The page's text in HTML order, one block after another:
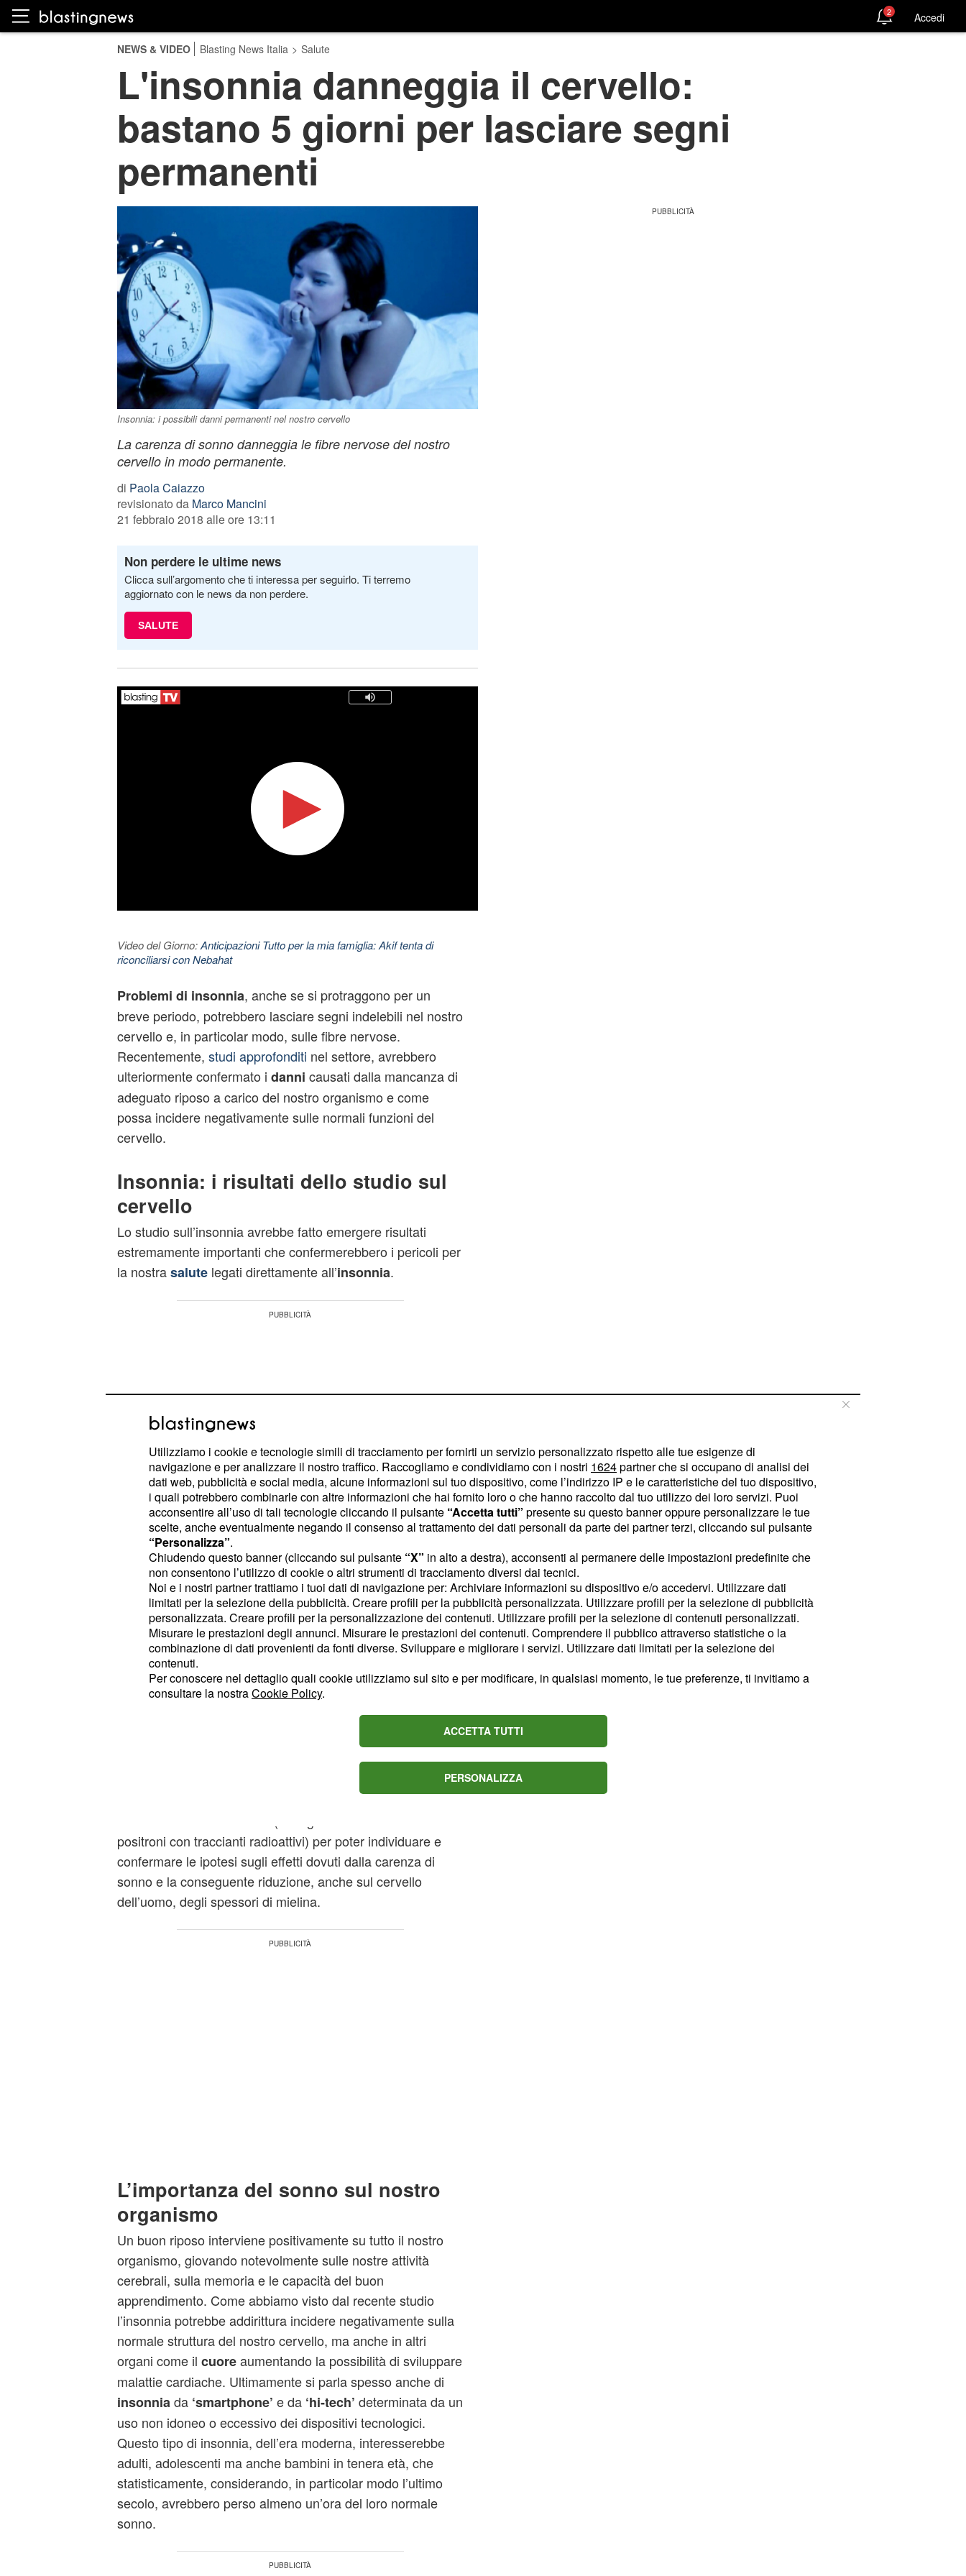
2 Accedi
NEWS & VIDEO Blasting News Italia > Salute
L'insonnia danneggia il cervello:
bastano 5 giorni per lasciare segni
permanenti
Insonnia: i possibili danni permanenti nel nostro cervello
La carenza di sonno danneggia le fibre nervose del nostro
cervello in modo permanente.
di Paola Caiazzo
revisionato da Marco Mancini
21 febbraio 2018 alle ore 13:11
Non perdere le ultime news
Clicca sull’argomento che ti interessa per seguirlo. Ti terremo
aggiornato con le news da non perdere.
SALUTE
Video del Giorno:Anticipazioni Tutto per la mia famiglia: Akif tenta di
riconciliarsi con Nebahat
Problemi di insonnia, anche se si protraggono per un
breve periodo, potrebbero lasciare segni indelebili nel nostro
cervello e, in particolar modo, sulle fibre nervose.
Recentemente, studi approfonditi nel settore, avrebbero
ulteriormente confermato i danni causati dalla mancanza di
adeguato riposo a carico del nostro organismo e come
possa incidere negativamente sulle normali funzioni del
cervello.
Insonnia: i risultati dello studio sul
cervello
Lo studio sull’insonnia avrebbe fatto emergere risultati
estremamente importanti che confermerebbero i pericoli per
la nostrasalutelegati direttamente all’insonnia.
Basterebbero, infatti, meno di 5 giorni di sonno non idoneo
per intaccare e assottigliare la guaina che protegge e isola
le fibre nervose del cervello. Lo studio preliminare su cavie
è stato condotto dai ricercatori italiani Chiara Cirelli e
Michele Bellesi e si sarebbe basato privando del sonno i topi
per quattro giorni e mezzo, con una effettiva riduzione del
loro normale sonno di circa il 70 per cento. Gli effetti negativi
di questa privazione sarebbero emersi in modo significativo
e subitaneo, evidenziando allo studio una riduzione del
mielina.
La risposta in parallelo sull’uomo, dei risultati dello studio,
conclamare tali effetti sarebbe quella di indirizzare le
positroni con traccianti radioattivi) per poter individuare e
confermare le ipotesi sugli effetti dovuti dalla carenza di
sonno e la conseguente riduzione, anche sul cervello
dell’uomo, degli spessori di mielina.
L’importanza del sonno sul nostro
organismo
Un buon riposo interviene positivamente su tutto il nostro
organismo, giovando notevolmente sulle nostre attività
cerebrali, sulla memoria e le capacità del buon
apprendimento. Come abbiamo visto dal recente studio
l’insonnia potrebbe addirittura incidere negativamente sulla
normale struttura del nostro cervello, ma anche in altri
organi come il cuoreaumentando la possibilità di sviluppare
malattie cardiache. Ultimamente si parla spesso anche di
insonniada‘smartphone’ e da‘hi-tech’ determinata da un
uso non idoneo o eccessivo dei dispositivi tecnologici.
Questo tipo di insonnia, dell’era moderna, interesserebbe
adulti, adolescenti ma anche bambini in tenera età, che
statisticamente, considerando, in particolar modo l’ultimo
secolo, avrebbero perso almeno un’ora del loro normale
sonno.
Utilizziamo i cookie e tecnologie simili di tracciamento per fornirti un servizio personalizzato rispetto alle tue esigenze di
navigazione e per analizzare il nostro traffico. Raccogliamo e condividiamo con i nostri 1624partner che si occupano di analisi dei
dati web, pubblicità e social media, alcune informazioni sul tuo dispositivo, come l’indirizzo IP e le caratteristiche del tuo dispositivo,
i quali potrebbero combinarle con altre informazioni che hai fornito loro o che hanno raccolto dal tuo utilizzo dei loro servizi. Puoi
acconsentire all’uso di tali tecnologie cliccando il pulsante “Accetta tutti” presente su questo banner oppure personalizzare le tue
scelte, anche eventualmente negando il consenso al trattamento dei dati personali da parte dei partner terzi, cliccando sul pulsante
“Personalizza”.
Chiudendo questo banner (cliccando sul pulsante “X” in alto a destra), acconsenti al permanere delle impostazioni predefinite che
non consentono l’utilizzo di cookie o altri strumenti di tracciamento diversi dai tecnici.
Noi e i nostri partner trattiamo i tuoi dati di navigazione per: Archiviare informazioni su dispositivo e/o accedervi. Utilizzare dati
limitati per la selezione della pubblicità. Creare profili per la pubblicità personalizzata. Utilizzare profili per la selezione di pubblicità
personalizzata. Creare profili per la personalizzazione dei contenuti. Utilizzare profili per la selezione di contenuti personalizzati.
Misurare le prestazioni degli annunci. Misurare le prestazioni dei contenuti. Comprendere il pubblico attraverso statistiche o la
combinazione di dati provenienti da fonti diverse. Sviluppare e migliorare i servizi. Utilizzare dati limitati per la selezione dei
contenuti.
Per conoscere nel dettaglio quali cookie utilizziamo sul sito e per modificare, in qualsiasi momento, le tue preferenze, ti invitiamo a
consultare la nostraCookie Policy.
ACCETTA TUTTI
PERSONALIZZA